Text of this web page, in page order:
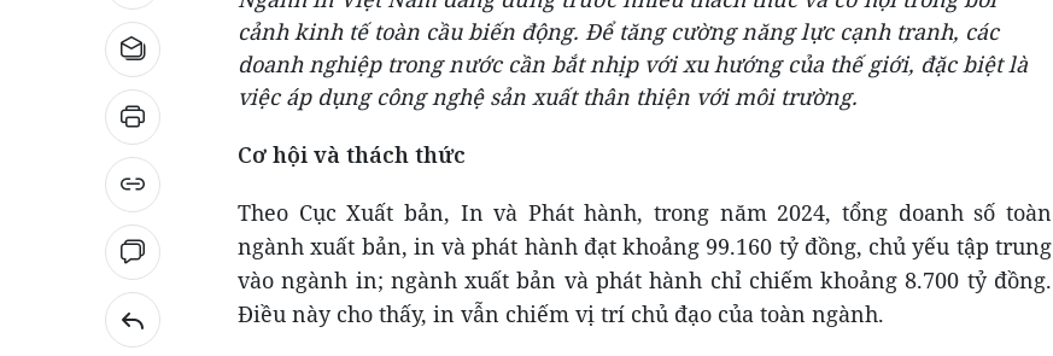
cảnh kinh tế toàn cầu biến động. Để tăng cường năng lực cạnh tranh, các
doanh nghiệp trong nước cần bắt nhịp với xu hướng của thế giới, đặc biệt là
việc áp dụng công nghệ sản xuất thân thiện với môi trường.
Cơ hội và thách thức
Theo Cục Xuất bản, In và Phát hành, trong năm 2024, tổng doanh số toàn
ngành xuất bản, in và phát hành đạt khoảng 99.160 tỷ đồng, chủ yếu tập trung
vào ngành in; ngành xuất bản và phát hành chỉ chiếm khoảng 8.700 tỷ đồng.
Điều này cho thấy, in vẫn chiếm vị trí chủ đạo của toàn ngành.